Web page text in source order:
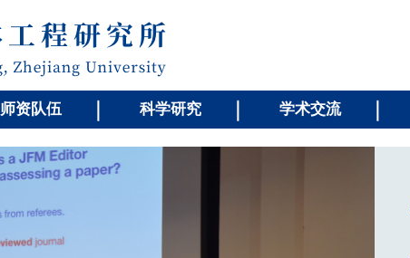
师资队伍 科学研究 学术交流